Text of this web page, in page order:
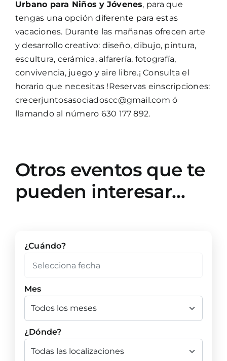
Urbano para Niños y Jóvenes, para que
tengas una opción diferente para estas
vacaciones. Durante las mañanas ofrecen arte
y desarrollo creativo: diseño, dibujo, pintura,
escultura, cerámica, alfarería, fotografía,
convivencia, juego y aire libre.¡ Consulta el
horario que necesitas !Reservas einscripciones:
crecerjuntosasociadoscc@gmail.com ó
llamando al número 630 177 892.
Otros eventos que te
pueden interesar…
¿Cuándo?
Mes
¿Dónde?